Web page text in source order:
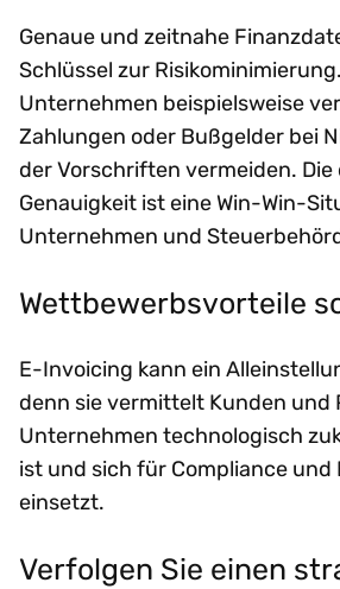
Genaue und zeitnahe
Schlüssel zur
Unternehmen beispielsweise
Zahlungen oder Bußgelder bei
der Vorschriften vermeiden.
Genauigkeit ist eine Win-Win-
Unternehmen und
Wettbewerbsvorteile
E-Invoicing kann ein
denn sie vermittelt Kunden und
Unternehmen technologisch
ist und sich für Compliance und
einsetzt.
Verfolgen Sie einen